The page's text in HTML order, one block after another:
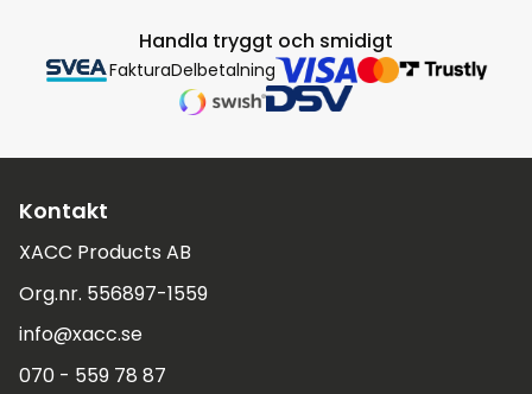
Handla tryggt och smidigt
FakturaDelbetalning
Kontakt
XACC Products AB
Org.nr. 556897-1559
info@xacc.se
070 - 559 78 87